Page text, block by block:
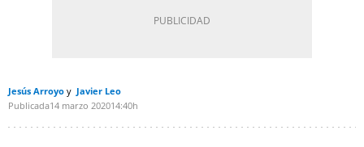
Jesús Arroyo
Javier Leo
Publicada14 marzo 202014:40h